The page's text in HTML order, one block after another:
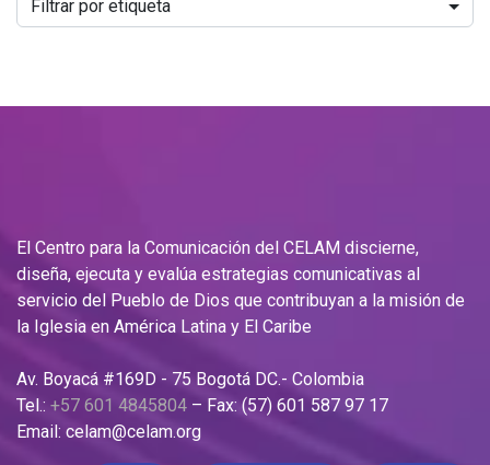
Filtrar por etiqueta
El Centro para la Comunicación del CELAM discierne,
diseña, ejecuta y evalúa estrategias comunicativas al
servicio del Pueblo de Dios que contribuyan a la misión de
la Iglesia en América Latina y El Caribe
Av. Boyacá #169D - 75 Bogotá DC.- Colombia
Tel.: +57 601 4845804 – Fax: (57) 601 587 97 17
Email: celam@celam.org